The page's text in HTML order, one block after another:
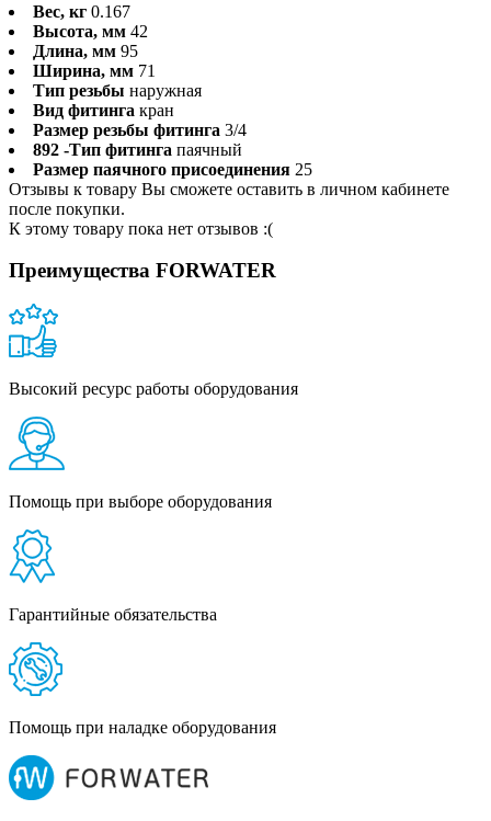
Вес, кг 0.167
Высота, мм 42
Длина, мм 95
Ширина, мм 71
Тип резьбы наружная
Вид фитинга кран
Размер резьбы фитинга 3/4
892 -Тип фитинга паячный
Размер паячного присоединения 25
Отзывы к товару Вы сможете оставить в личном кабинете
после покупки.
К этому товару пока нет отзывов :(
Преимущества FORWATER
Высокий ресурс работы оборудования
Помощь при выборе оборудования
Гарантийные обязательства
Помощь при наладке оборудования